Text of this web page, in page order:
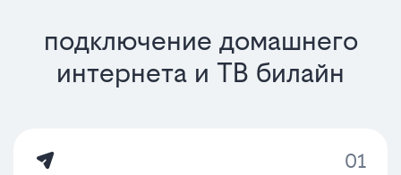
подключение домашнего
интернета и ТВ билайн
01